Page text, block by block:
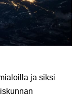
ja siksi